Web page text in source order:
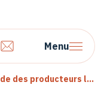
Menu
Le guide des producteurs locaux du valenciennois est arrivé